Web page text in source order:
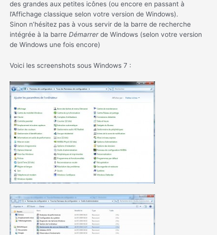
des grandes aux petites icônes (ou encore en passant à
l’Affichage classique selon votre version de Windows).
Sinon n’hésitez pas à vous servir de la barre de recherche
intégrée à la barre Démarrerde Windows (selon votre version
de Windows une fois encore)
Voici les screenshots sous Windows 7 :